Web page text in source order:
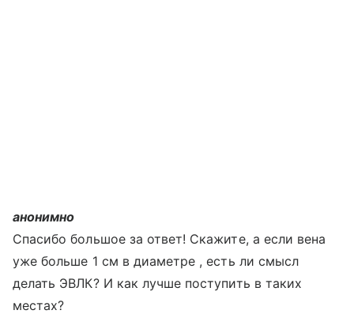
анонимно
Спасибо большое за ответ! Скажите, а если вена
уже больше 1 см в диаметре , есть ли смысл
делать ЭВЛК? И как лучше поступить в таких
местах?